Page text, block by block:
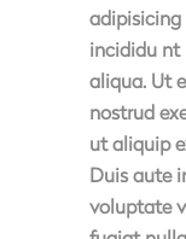
adipisicing
incididu nt
aliqua. Ut
nostrud
ut aliquip
Duis aute
voluptate